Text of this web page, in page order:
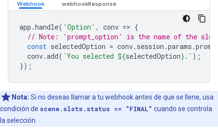
app .handle( 'Option' , conv => {
// Note: 'prompt_option' is the name of the
const selectedOption = conv. session .params .
conv.add( `You selected ${selectedOption} .` );
});
Nota: Si no deseas llamar a tu webhook antes de que se llene, usa
condición de scene.slots.status == "FINAL" cuando se controla
la selección.